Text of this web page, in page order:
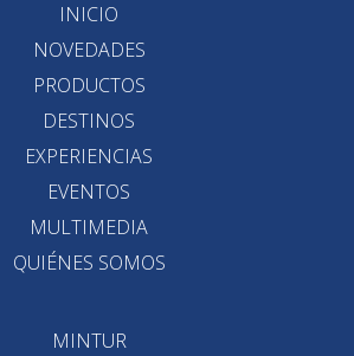
INICIO
NOVEDADES
PRODUCTOS
DESTINOS
EXPERIENCIAS
EVENTOS
MULTIMEDIA
QUIÉNES SOMOS
MINTUR